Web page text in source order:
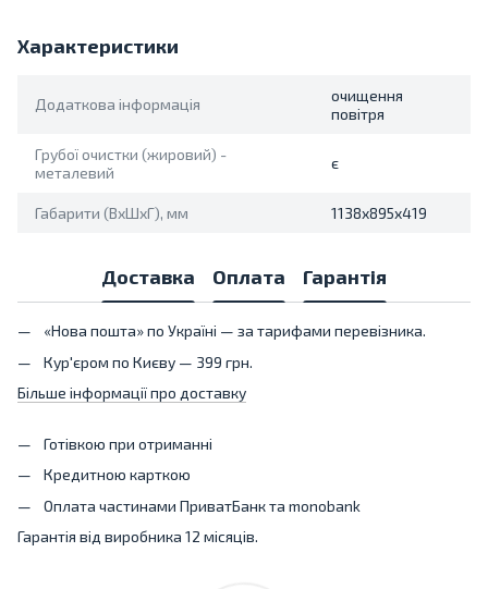
Характеристики
Додаткова інформація
очищення
повітря
Грубої очистки (жировий) -
металевий
є
Габарити (ВхШхГ), мм 1138x895x419
Доставка Оплата Гарантія
«Нова пошта» по Україні — за тарифами перевізника.
Кур'єром по Києву — 399 грн.
Більше інформації про доставку
Готівкою при отриманні
Кредитною карткою
Оплата частинами ПриватБанк та monobank
Гарантія від виробника 12 місяців.